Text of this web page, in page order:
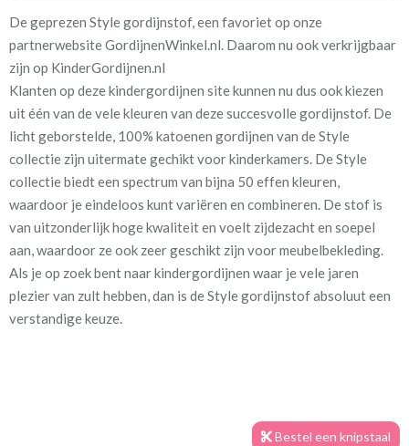
Artikelnummer
Pt_7238-668 Style - green
Stofbreedte: 139 cm
Mate van verduistering:
Geen (voering optioneel
tijdens bestelproces)
Meestal eerder, maar houd
rekening met
circa 2-3 weken
Materiaal: 100% katoen
het bestelproces de optie "Voering" toe te voegen. Deze voering
De geprezen Style gordijnstof, een favoriet op onze
partnerwebsite GordijnenWinkel.nl. Daarom nu ook verkrijgbaar
zijn op KinderGordijnen.nl
Klanten op deze kindergordijnen site kunnen nu dus ook kiezen
uit één van de vele kleuren van deze succesvolle gordijnstof. De
licht geborstelde, 100% katoenen gordijnen van de Style
collectie zijn uitermate gechikt voor kinderkamers. De Style
collectie biedt een spectrum van bijna 50 effen kleuren,
waardoor je eindeloos kunt variëren en combineren. De stof is
van uitzonderlijk hoge kwaliteit en voelt zijdezacht en soepel
aan, waardoor ze ook zeer geschikt zijn voor meubelbekleding.
Als je op zoek bent naar kindergordijnen waar je vele jaren
plezier van zult hebben, dan is de Style gordijnstof absoluut een
verstandige keuze.
Bestel een knipstaal